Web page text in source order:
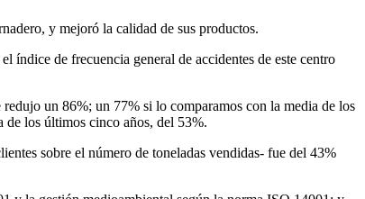
y mejoró la calidad de sus productos.
de frecuencia general de accidentes de este centro
un 86%; un 77% si lo comparamos con la media de los
de los últimos cinco años, del 53%.
sobre el número de toneladas vendidas- fue del 43%